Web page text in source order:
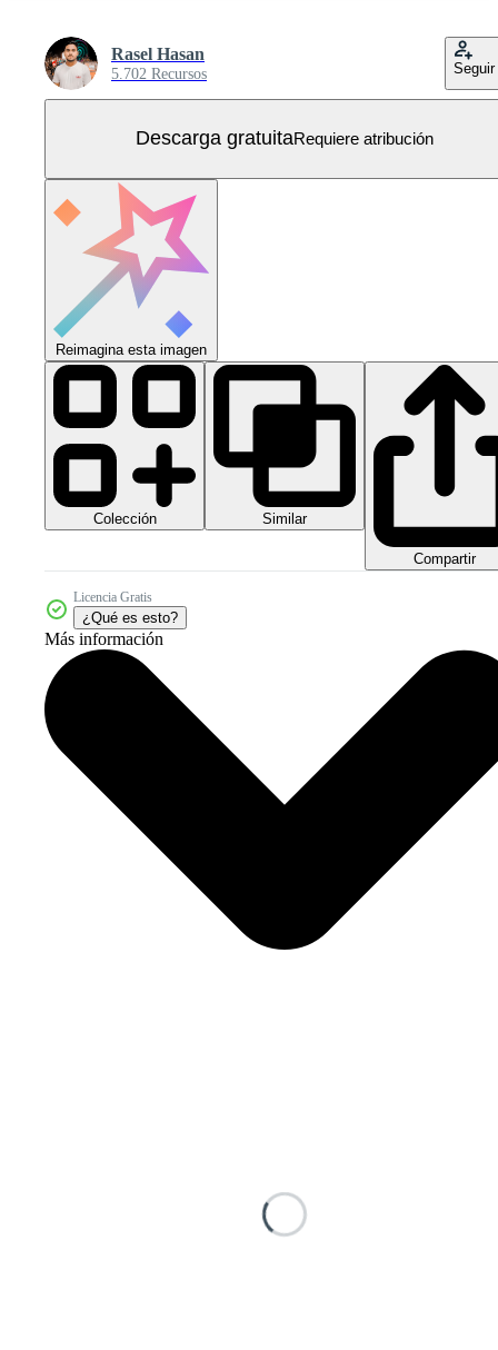
Rasel Hasan
5.702 Recursos Seguir
Descarga gratuitaRequiere atribución
Reimagina esta imagen
Colección Similar
Compartir
Licencia Gratis
¿Qué es esto?
Más información